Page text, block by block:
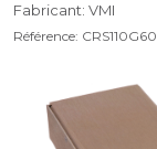
Fabricant: VMI
Référence: CRS110G60